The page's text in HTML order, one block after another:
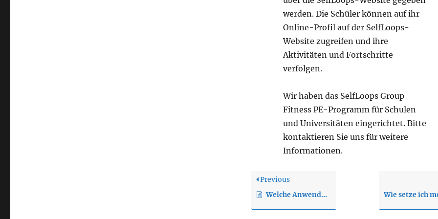
werden. Die Schüler können auf ihr
Online-Profil auf der SelfLoops-
Website zugreifen und ihre
Aktivitäten und Fortschritte
verfolgen.
Wir haben das SelfLoops Group
Fitness PE-Programm für Schulen
und Universitäten eingerichtet. Bitte
kontaktieren Sie uns für weitere
Informationen.
Previous
Welche Anwendungsversion soll ich wählen?